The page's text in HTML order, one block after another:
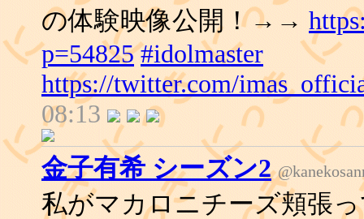
の体験映像公開！→→
p=54825 #idolmaster
https://twitter.com/
08:13
金子有希 シーズン2
私がマカロニチーズ頬張